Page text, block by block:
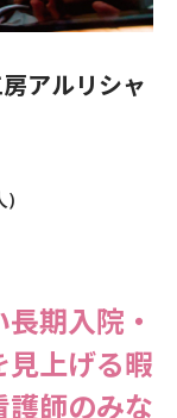
アルリシャ
期入院・
上げる暇
師のみな